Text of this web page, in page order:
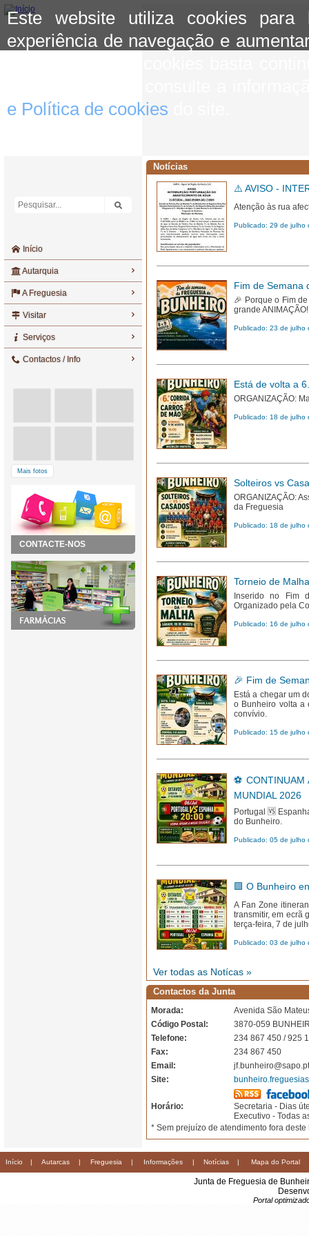
Este website utiliza cookies para
experiência de navegação e
e Política de cookies
Início
Autarquia
A Freguesia
Visitar
Serviços
Contactos / Info
Mais fotos
CONTACTE-NOS
Notícias
⚠️ AVISO -
Atenção às rua
Publicado: 29 de julho
Fim de Semana
🎉 Porque o Fim
grande
Publicado: 23 de julho
Está de volta a
ORGANIZAÇÃO:
Publicado: 18 de julho
Solteiros vs
ORGANIZAÇÃO:
da Freguesia
Publicado: 18 de julho
Torneio de
Inserido no Fim
Organizado pela
Publicado: 16 de julho
🎉 Fim de
Está a chegar um
o Bunheiro volta a
convívio.
Publicado: 15 de julho
⚽ CONTINUAM
MUNDIAL 2026
Portugal 🆚
do Bunheiro.
Publicado: 05 de julho
🟩 O Bunheiro
A Fan Zone
transmitir, em ecrã
terça‑feira, 7 de
Publicado: 03 de julho
Ver todas as Notícas »
Contactos da Junta
Morada:
Avenida São
Código Postal:
3870-059
Telefone:
234 867 450 / 925
Fax:
234 867 450
Email:
jf.bunheiro@sapo.pt
Site:
Horário:
Secretaria - Dias
Executivo - Todas
* Sem prejuízo de atendimento fora
Início | Autarcas | Freguesia | Informações | Notícias | Mapa do Portal
Junta de Freguesia de
Portal